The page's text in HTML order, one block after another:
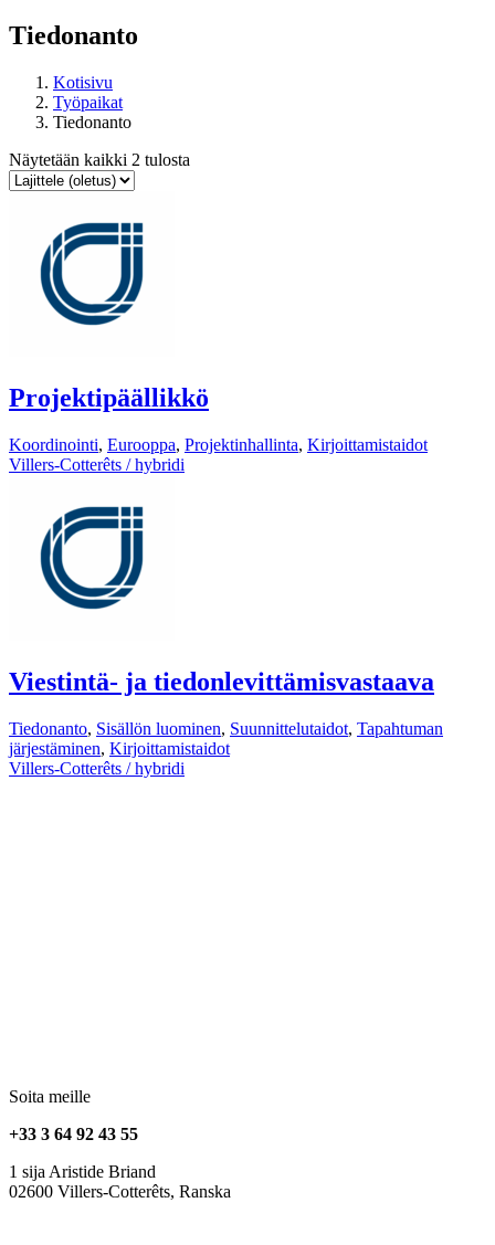
Tiedonanto
Kotisivu
Työpaikat
Tiedonanto
Näytetään kaikki 2 tulosta
Projektipäällikkö
Koordinointi, Eurooppa, Projektinhallinta, Kirjoittamistaidot
Villers-Cotterêts / hybridi
Viestintä- ja tiedonlevittämisvastaava
Tiedonanto, Sisällön luominen, Suunnittelutaidot, Tapahtuman
järjestäminen, Kirjoittamistaidot
Villers-Cotterêts / hybridi
Soita meille
+33 3 64 92 43 55
1 sija Aristide Briand
02600 Villers-Cotterêts, Ranska